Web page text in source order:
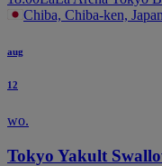
Chiba, Chiba-ken, Japan
aug
12
wo.
Tokyo Yakult